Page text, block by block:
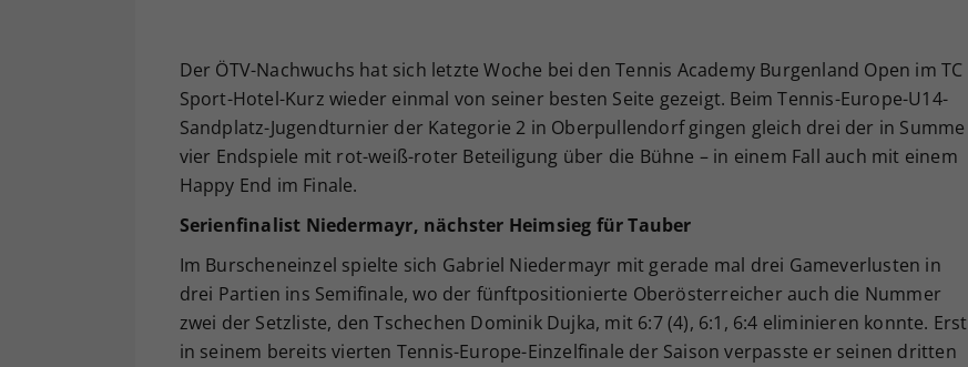
Der ÖTV-Nachwuchs hat sich letzte Woche bei den Tennis Academy Burgenland Open im TC
Sport-Hotel-Kurz wieder einmal von seiner besten Seite gezeigt. Beim Tennis-Europe-U14-
Sandplatz-Jugendturnier der Kategorie 2 in Oberpullendorf gingen gleich drei der in Summe
vier Endspiele mit rot-weiß-roter Beteiligung über die Bühne – in einem Fall auch mit einem
Happy End im Finale.
Serienfinalist Niedermayr, nächster Heimsieg für Tauber
Im Burscheneinzel spielte sich Gabriel Niedermayr mit gerade mal drei Gameverlusten in
drei Partien ins Semifinale, wo der fünftpositionierte Oberösterreicher auch die Nummer
zwei der Setzliste, den Tschechen Dominik Dujka, mit 6:7 (4), 6:1, 6:4 eliminieren konnte. Erst
in seinem bereits vierten Tennis-Europe-Einzelfinale der Saison verpasste er seinen dritten